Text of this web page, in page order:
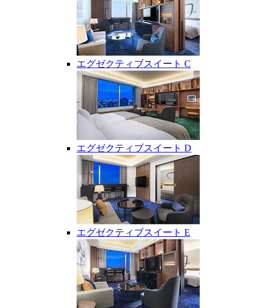
エグゼクティブスイート C
エグゼクティブスイート D
エグゼクティブスイート E